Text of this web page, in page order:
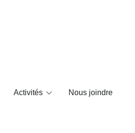
Activités Nous joindre